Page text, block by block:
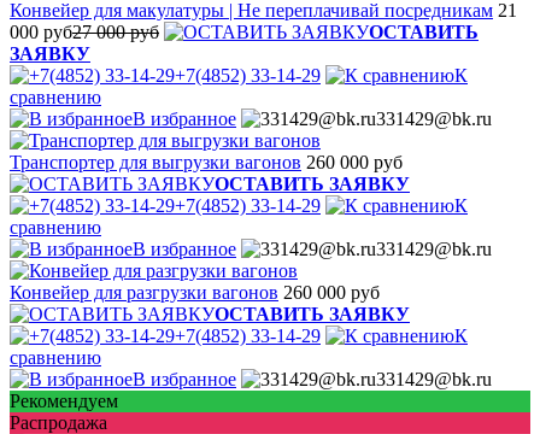
Конвейер для макулатуры | Не переплачивай посредникам 21
000 руб27 000 руб
ОСТАВИТЬ
ЗАЯВКУ
+7(4852) 33-14-29
К
сравнению
В избранное
331429@bk.ru
Транспортер для выгрузки вагонов 260 000 руб
ОСТАВИТЬ ЗАЯВКУ
+7(4852) 33-14-29
К
сравнению
В избранное
331429@bk.ru
Конвейер для разгрузки вагонов 260 000 руб
ОСТАВИТЬ ЗАЯВКУ
+7(4852) 33-14-29
К
сравнению
В избранное
331429@bk.ru
Рекомендуем
Распродажа